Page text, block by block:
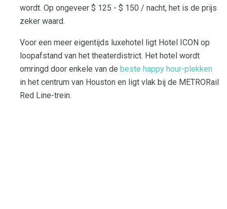
wordt. Op ongeveer $ 125 - $ 150 / nacht, het is de prijs
zeker waard.
Voor een meer eigentijds luxehotel ligt Hotel ICON op
loopafstand van het theaterdistrict. Het hotel wordt
omringd door enkele van de beste happy hour-plekken
in het centrum van Houston en ligt vlak bij de METRORail
Red Line-trein.